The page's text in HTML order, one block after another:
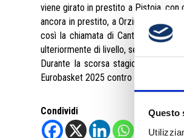
Questo
viene girato in prestito a Pistoia, con
ancora in prestito, a Orzinuovi, dove
così la chiamata di Cantù. In
ulteriormente di livello, segnando
Durante la scorsa stagione, Basile
Eurobasket 2025 contro l’Islanda.
Condividi